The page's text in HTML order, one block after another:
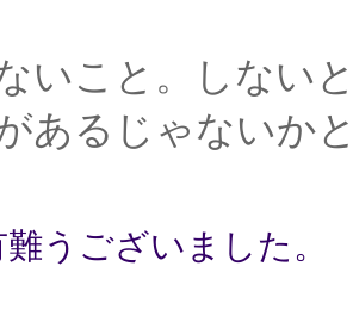
いこと。しない
あるじゃないか
うございました。